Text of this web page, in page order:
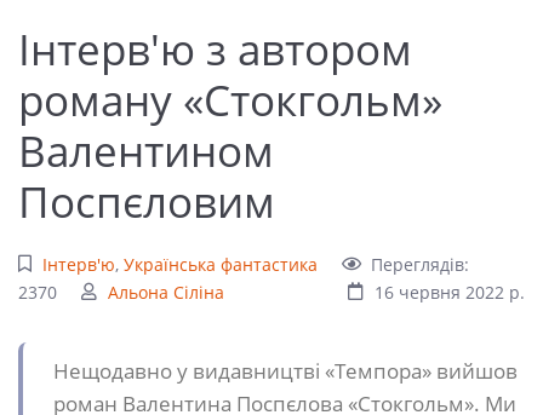
Інтерв'ю з автором
роману «Стокгольм»
Валентином
Поспєловим
Інтерв'ю, Українська фантастика
Переглядів:
2370
Альона Сіліна 16 червня 2022 р.
Нещодавно у видавництві «Темпора» вийшов
роман Валентина Поспєлова «Стокгольм». Ми